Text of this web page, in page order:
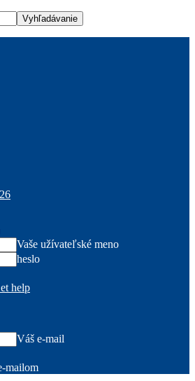
Vaše užívateľské meno
heslo
help
Váš e-mail
mailom